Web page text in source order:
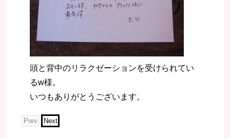
頭と背中のリラクゼーションを受けられてい
るw様。
いつもありがとうございます。
Prev Next